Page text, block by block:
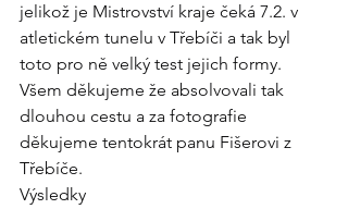
jelikož je Mistrovství kraje čeká 7.2. v
atletickém tunelu v Třebíči a tak byl
toto pro ně velký test jejich formy.
Všem děkujeme že absolvovali tak
dlouhou cestu a za fotografie
děkujeme tentokrát panu Fišerovi z
Třebíče.
Výsledky